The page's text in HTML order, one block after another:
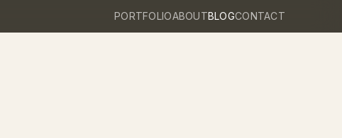
PORTFOLIOABOUTBLOGCONTACT